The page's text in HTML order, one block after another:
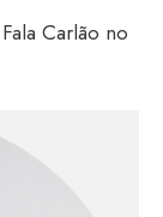
Carlão no